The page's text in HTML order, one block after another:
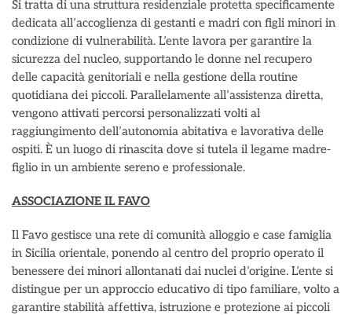
Si tratta di una struttura residenziale protetta specificamente
dedicata all’accoglienza di gestanti e madri con figli minori in
condizione di vulnerabilità. L’ente lavora per garantire la
sicurezza del nucleo, supportando le donne nel recupero
delle capacità genitoriali e nella gestione della routine
quotidiana dei piccoli. Parallelamente all’assistenza diretta,
vengono attivati percorsi personalizzati volti al
raggiungimento dell’autonomia abitativa e lavorativa delle
ospiti. È un luogo di rinascita dove si tutela il legame madre-
figlio in un ambiente sereno e professionale.
ASSOCIAZIONE IL FAVO
Il Favo gestisce una rete di comunità alloggio e case famiglia
in Sicilia orientale, ponendo al centro del proprio operato il
benessere dei minori allontanati dai nuclei d’origine. L’ente si
distingue per un approccio educativo di tipo familiare, volto a
garantire stabilità affettiva, istruzione e protezione ai piccoli